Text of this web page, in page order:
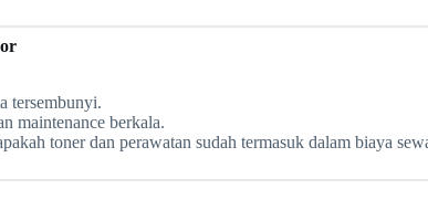
tersembunyi.
maintenance berkala.
toner dan perawatan sudah termasuk dalam biaya